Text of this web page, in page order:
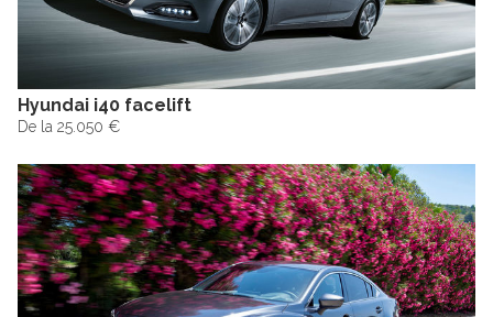
Hyundai i40 facelift
De la 25.050 €